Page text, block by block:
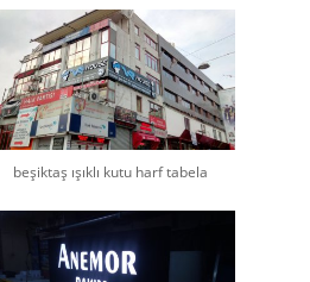
beşiktaş ışıklı kutu harf tabela